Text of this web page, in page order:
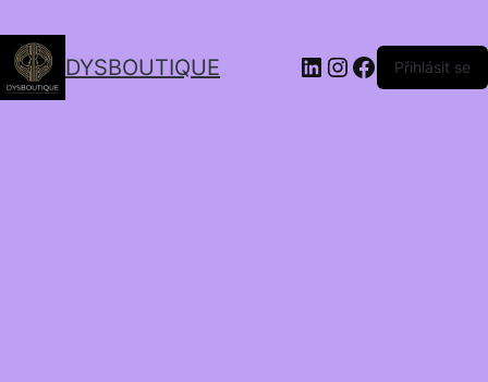
DYSBOUTIQUE Přihlásit se